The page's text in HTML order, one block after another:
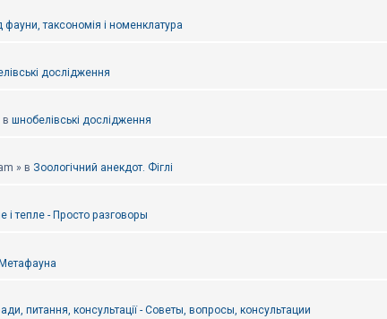
фауни, таксономія і номенклатура
дослідження
в шнобелівські дослідження
» в Зоологічний анекдот. Фіглі
і тепле - Просто разговоры
Метафауна
питання, консультації - Советы, вопросы, консультации